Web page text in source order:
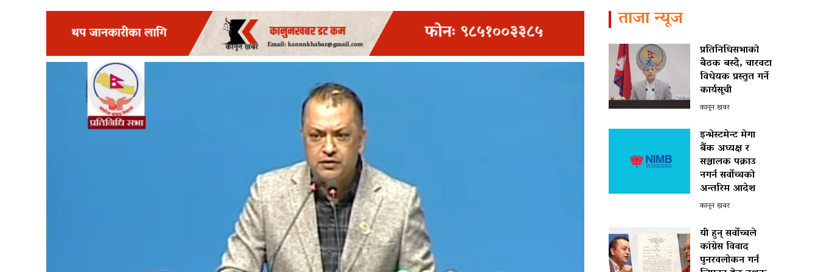
ताजा न्यूज
प्रतिनिधिसभाको
बैठक बस्दै, चारवटा
विधेयक प्रस्तुत गर्ने
कार्यसूची
कानून खबर
इन्भेस्टमेन्ट मेगा
बैंक अध्यक्ष र
सञ्चालक पक्राउ
नगर्न सर्वोच्चको
अन्तरिम आदेश
कानून खबर
यी हुन् सर्वोच्चले
कांग्रेस विवाद
पुनरवलोकन गर्न